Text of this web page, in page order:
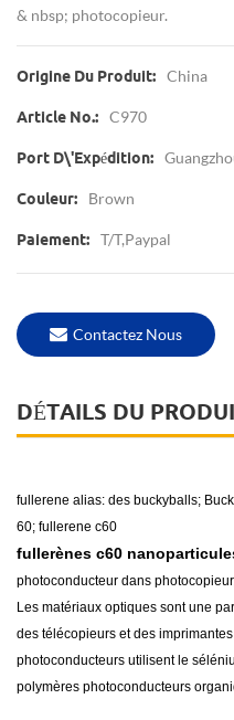
& nbsp; photocopieur.
Origine Du Produit: China
Article No.: C970
Port D\'expédition:
Couleur: Brown
Paiement: T/T,Paypal
Contactez Nous
DÉTAILS DU
fullerene alias: des buckyballs;
60; fullerene c60
fullerènes c60
photoconducteur dans
Les matériaux optiques sont une
des télécopieurs et des
photoconducteurs utilisent le
polymères photoconducteurs